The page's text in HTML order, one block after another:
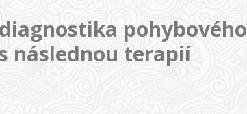
pohybového
následnou terapií